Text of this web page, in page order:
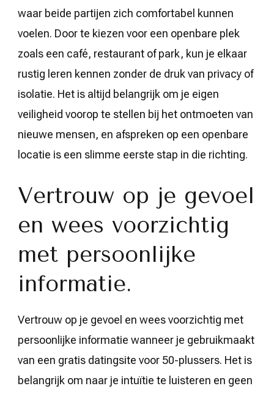
waar beide partijen zich comfortabel kunnen
voelen. Door te kiezen voor een openbare plek
zoals een café, restaurant of park, kun je elkaar
rustig leren kennen zonder de druk van privacy of
isolatie. Het is altijd belangrijk om je eigen
veiligheid voorop te stellen bij het ontmoeten van
nieuwe mensen, en afspreken op een openbare
locatie is een slimme eerste stap in die richting.
Vertrouw op je gevoel
en wees voorzichtig
met persoonlijke
informatie.
Vertrouw op je gevoel en wees voorzichtig met
persoonlijke informatie wanneer je gebruikmaakt
van een gratis datingsite voor 50-plussers. Het is
belangrijk om naar je intuïtie te luisteren en geen